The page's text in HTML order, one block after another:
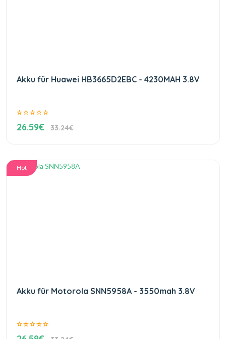
Akku für Huawei HB3665D2EBC - 4230MAH 3.8V
26.59€ 33.24€
Hot
Akku für Motorola SNN5958A - 3550mah 3.8V